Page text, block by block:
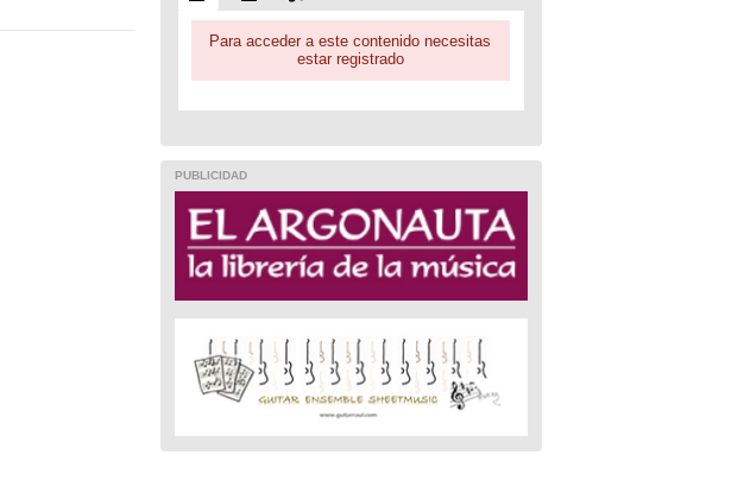
Para acceder a este contenido necesitas
estar registrado
PUBLICIDAD